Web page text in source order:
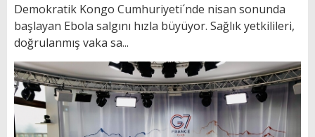
Demokratik Kongo Cumhuriyeti´nde nisan sonunda
başlayan Ebola salgını hızla büyüyor. Sağlık yetkilileri,
doğrulanmış vaka sa...